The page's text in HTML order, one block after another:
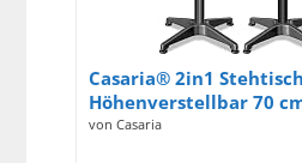
Casaria® 2in1 Stehtisch
Höhenverstellbar 70
Hoch Aluminium Ø 60
von Casaria